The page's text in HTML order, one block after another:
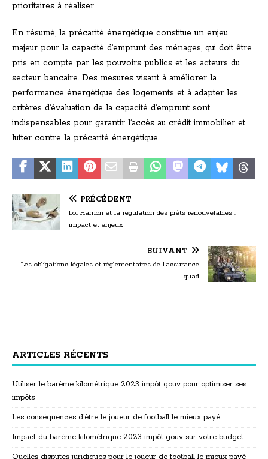
prioritaires à réaliser.
En résumé, la précarité énergétique constitue un enjeu
majeur pour la capacité d’emprunt des ménages, qui doit être
pris en compte par les pouvoirs publics et les acteurs du
secteur bancaire. Des mesures visant à améliorer la
performance énergétique des logements et à adapter les
critères d’évaluation de la capacité d’emprunt sont
indispensables pour garantir l’accès au crédit immobilier et
lutter contre la précarité énergétique.
PRÉCÉDENT
Loi Hamon et la régulation des prêts renouvelables :
impact et enjeux
SUIVANT
Les obligations légales et réglementaires de l’assurance
quad
ARTICLES RÉCENTS
Utiliser le barème kilométrique 2023 impôt gouv pour optimiser ses
impôts
Les conséquences d’être le joueur de football le mieux payé
Impact du barème kilométrique 2023 impôt gouv sur votre budget
Quelles disputes juridiques pour le joueur de football le mieux payé